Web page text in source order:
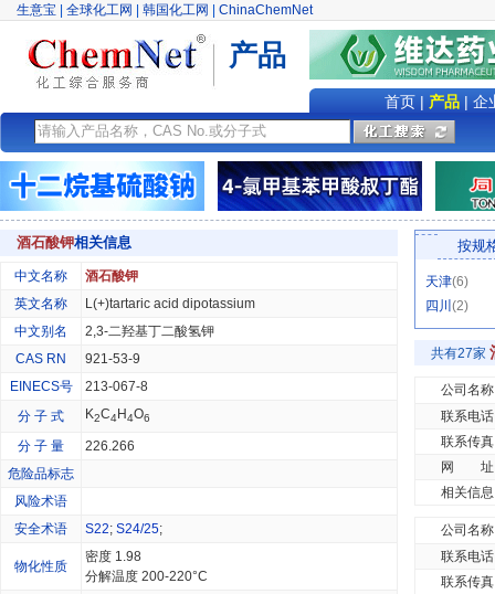
生意宝 全球化工网 韩国化工网 ChinaChemNet
产品
首页| 产品| 企
酒石酸钾相关信息
中文名称
酒石酸钾
英文名称
L(+)tartaric acid dipotassium
中文别名
2,3-二羟基丁二酸氢钾
CAS RN
921-53-9
EINECS号
213-067-8
分 子 式
K2C4H4O6
分 子 量
226.266
危险品标志
风险术语
安全术语
S22; S24/25;
物化性质
密度 1.98
分解温度 200-220°C
按规
天津(6)
四川 (2)
共有27家
公司名称
联系电话
联系传真
网 址
相关信息
公司名称
联系电话
联系传真